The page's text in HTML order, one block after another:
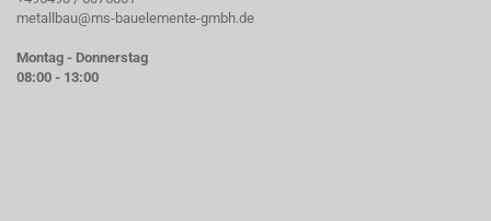
metallbau@ms-bauelemente-gmbh.de
Montag - Donnerstag
08:00 - 13:00